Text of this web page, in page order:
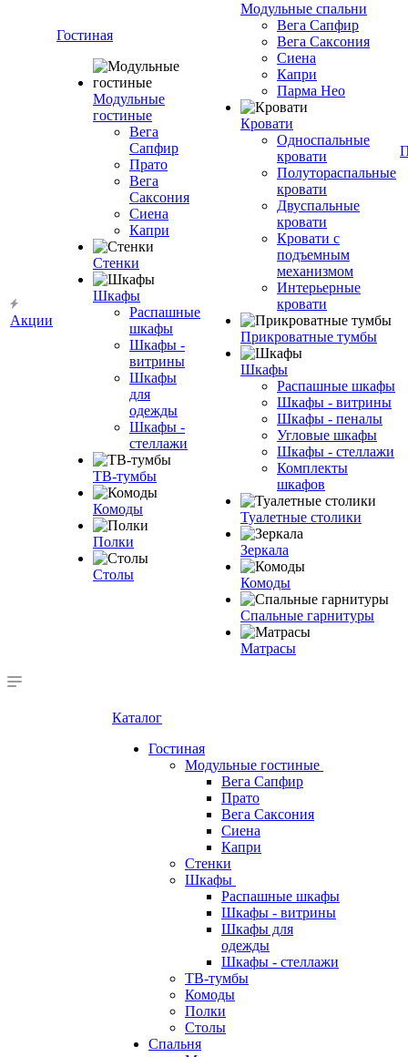
Акции
Гостиная
Модульные
гостиные
Вега
Сапфир
Прато
Вега
Саксония
Сиена
Капри
Стенки
Шкафы
Распашные
шкафы
Шкафы -
витрины
Шкафы
для
одежды
Шкафы -
стеллажи
ТВ-тумбы
Комоды
Полки
Столы
Модульные спальни
Вега Сапфир
Вега Саксония
Сиена
Капри
Парма Нео
Кровати
Односпальные
кровати
Полутораспальные
кровати
Двуспальные
кровати
Кровати с
подъемным
механизмом
Интерьерные
кровати
Прикроватные тумбы
Шкафы
Распашные шкафы
Шкафы - витрины
Шкафы - пеналы
Угловые шкафы
Шкафы - стеллажи
Комплекты
шкафов
Туалетные столики
Зеркала
Комоды
Спальные гарнитуры
Матрасы
Каталог
Гостиная
Модульные гостиные
Вега Сапфир
Прато
Вега Саксония
Сиена
Капри
Стенки
Шкафы
Распашные шкафы
Шкафы - витрины
Шкафы для
одежды
Шкафы - стеллажи
ТВ-тумбы
Комоды
Полки
Столы
Спальня